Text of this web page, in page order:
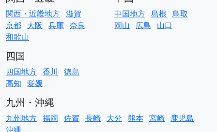
関西・近畿地方 滋賀
京都 大阪 兵庫 奈良
和歌山
中国地方 島根 鳥取
岡山
広島 山口
四国
四国地方 香川
徳島
高知 愛媛
九州・沖縄
九州地方 福岡 佐賀 長崎 大分 熊本 宮崎
鹿児島
沖縄